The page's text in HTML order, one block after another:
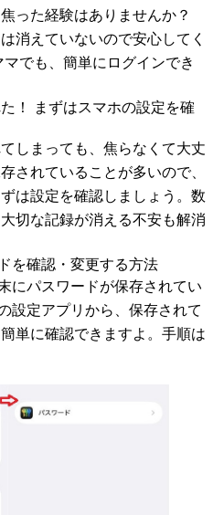
った経験はありませんか？
消えていないので安心してく
でも、簡単にログインでき
！ まずはスマホの設定を確
しまっても、焦らなくて大丈
されていることが多いので、
は設定を確認しましょう。数
切な記録が消える不安も解消
を確認・変更する方法
にパスワードが保存されてい
設定アプリから、保存されて
単に確認できますよ。手順は